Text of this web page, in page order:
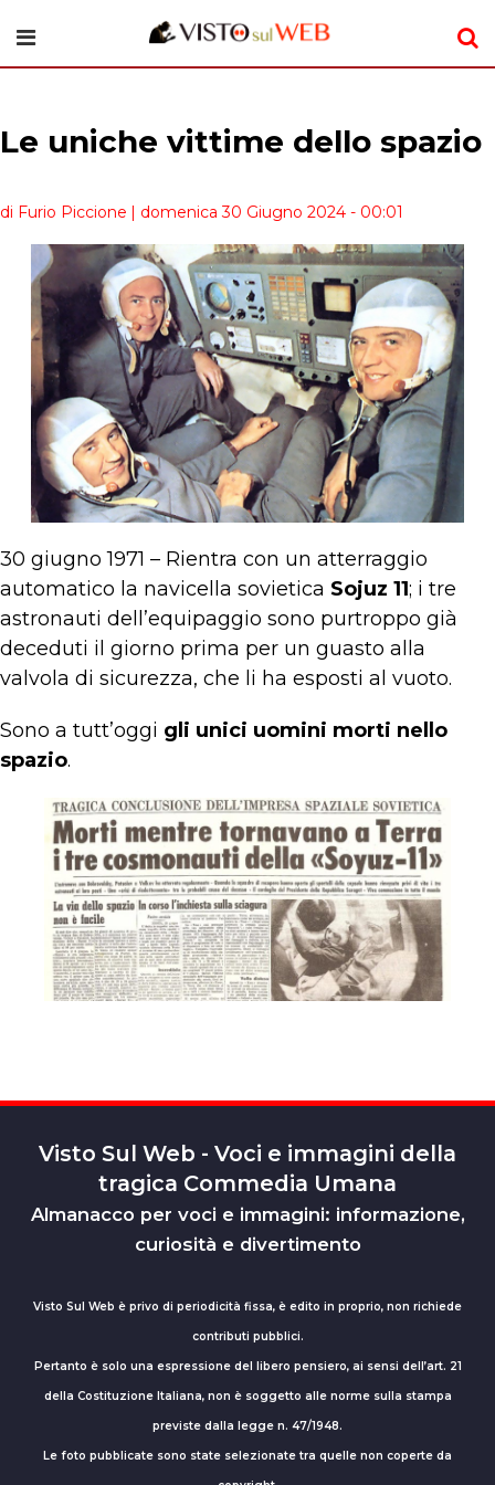
Le uniche vittime dello spazio
di Furio Piccione | domenica 30 Giugno 2024 - 00:01
30 giugno 1971 – Rientra con un atterraggio
automatico la navicella sovietica Sojuz 11; i tre
astronauti dell’equipaggio sono purtroppo già
deceduti il giorno prima per un guasto alla
valvola di sicurezza, che li ha esposti al vuoto.
Sono a tutt’oggi gli unici uomini morti nello
spazio.
Visto Sul Web - Voci e immagini della
tragica Commedia Umana
Almanacco per voci e immagini: informazione,
curiosità e divertimento
Visto Sul Web è privo di periodicità fissa, è edito in proprio, non richiede
contributi pubblici.
Pertanto è solo una espressione del libero pensiero, ai sensi dell’art. 21
della Costituzione Italiana, non è soggetto alle norme sulla stampa
previste dalla legge n. 47/1948.
Le foto pubblicate sono state selezionate tra quelle non coperte da